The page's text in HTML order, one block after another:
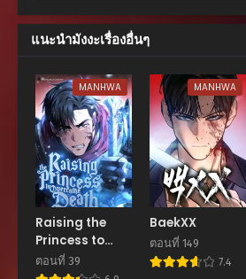
ตอนที่ 111
พฤษภาคม 17, 2026
ตอนที่ 110
พฤษภาคม 17, 2026
ตอนที่ 109
พฤษภาคม 17, 2026
ตอนที่ 108
พฤษภาคม 17, 2026
ตอนที่ 107
พฤษภาคม 17, 2026
แนะนำมังงะเรื่องอื่นๆ
MANHWA
Raising the
Princess to
Overcome
ตอนที่ 39
MANHWA
BaekXX
ตอนที่ 149
7.4